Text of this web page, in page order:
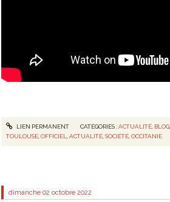
LIEN PERMANENT CATÉGORIES :ACTUALITÉ, BLOG,
TOULOUSE ,OFFICIEL ,ACTUALITÉ ,SOCIÉTÉ ,OCCITANIE
dimanche 02 octobre 2022